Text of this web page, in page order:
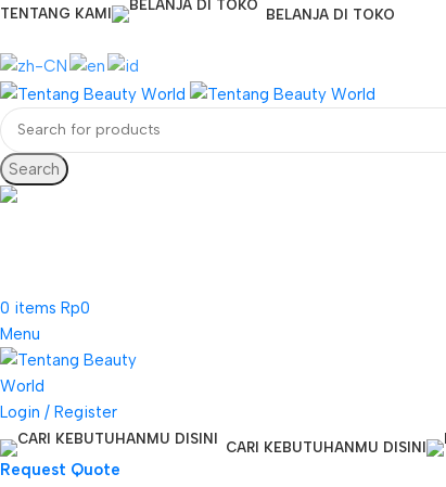
TENTANG KAMI
BELANJA DI TOKO
Search
0 items Rp0
Menu
Login / Register
CARI KEBUTUHANMU DISINI
Request Quote